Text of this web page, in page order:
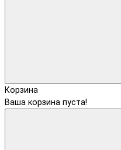
Корзина
Ваша корзина пуста!